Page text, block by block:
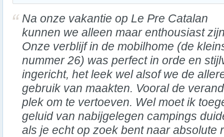
Na onze vakantie op Le Pre Catalan
kunnen we alleen maar enthousiast
Onze verblijf in de mobilhome (de
nummer 26) was perfect in orde en
ingericht, het leek wel alsof we de
gebruik van maakten. Vooral de
plek om te vertoeven. Wel moet ik
geluid van nabijgelegen campings
als je echt op zoek bent naar absolute